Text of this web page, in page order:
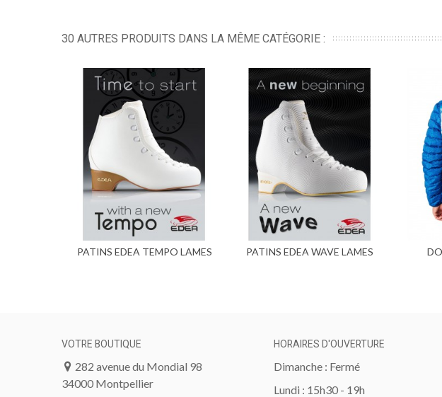
30 AUTRES PRODUITS DANS LA MÊME CATÉGORIE :
PATINS EDEA TEMPO LAMES
PATINS EDEA WAVE LAMES
VOTRE BOUTIQUE
282 avenue du Mondial 98
34000 Montpellier
HORAIRES D'OUVERTURE
Dimanche : Fermé
Lundi : 15h30 - 19h